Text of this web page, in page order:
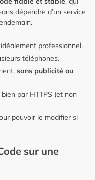
dépendre d’un service
professionnel.
téléphones.
sans publicité ou
par HTTPS (et non
pouvoir le modifier si
sur une